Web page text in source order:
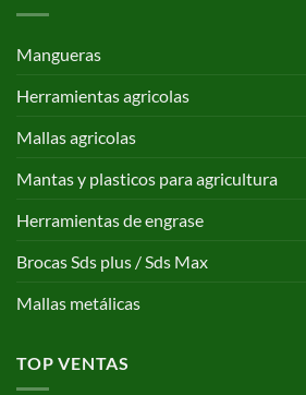
Mangueras
Herramientas agricolas
Mallas agricolas
Mantas y plasticos para agricultura
Herramientas de engrase
Brocas Sds plus / Sds Max
Mallas metálicas
TOP VENTAS